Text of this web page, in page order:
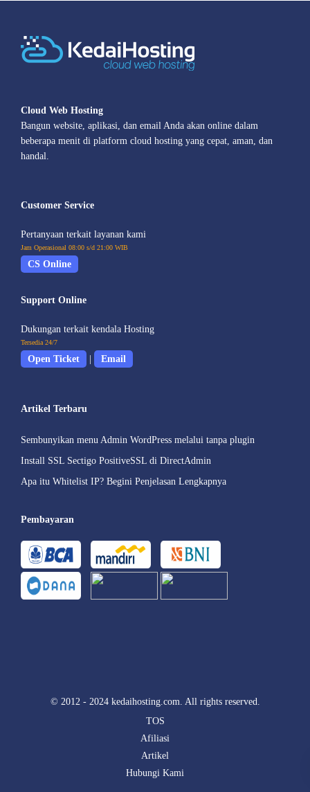
Cloud Web Hosting
Bangun website, aplikasi, dan email Anda akan online dalam
beberapa menit di platform cloud hosting yang cepat, aman, dan
handal.
Customer Service
Pertanyaan terkait layanan kami
Jam Operasional 08:00 s/d 21:00 WIB
CS Online
Support Online
Dukungan terkait kendala Hosting
Tersedia 24/7
Open Ticket Email
Artikel Terbaru
Sembunyikan menu Admin WordPress melalui tanpa plugin
Install SSL Sectigo PositiveSSL di DirectAdmin
Apa itu Whitelist IP? Begini Penjelasan Lengkapnya
Pembayaran
© 2012 - 2024 kedaihosting.com. All rights reserved.
TOS
Afiliasi
Artikel
Hubungi Kami